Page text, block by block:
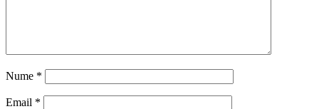
Nume *
Email *